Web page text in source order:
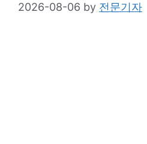
2026-08-06 by 전문기자